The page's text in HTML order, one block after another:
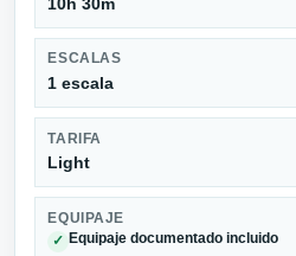
ESCALAS
1 escala
TARIFA
Light
EQUIPAJE
✓ Equipaje documentado incluido